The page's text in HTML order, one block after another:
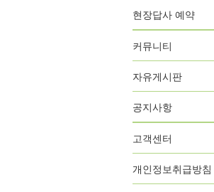
현장답사 예약
커뮤니티
자유게시판
공지사항
고객센터
개인정보취급방침